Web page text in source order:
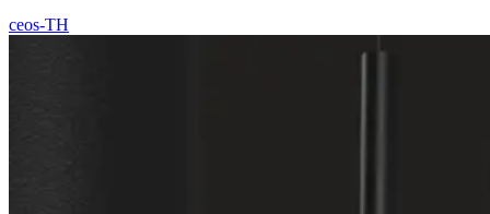
ceos-TH